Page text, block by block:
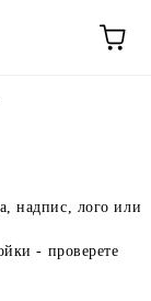
надпис, лого или
- проверете